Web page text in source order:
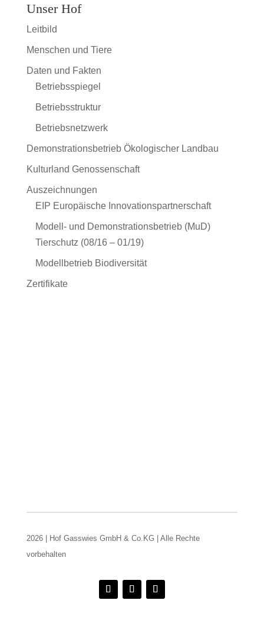
Unser Hof
Leitbild
Menschen und Tiere
Daten und Fakten
Betriebsspiegel
Betriebsstruktur
Betriebsnetzwerk
Demonstrationsbetrieb Ökologischer Landbau
Kulturland Genossenschaft
Auszeichnungen
EIP Europäische Innovationspartnerschaft
Modell- und Demonstrationsbetrieb (MuD)
Tierschutz (08/16 – 01/19)
Modellbetrieb Biodiversität
Zertifikate
2026 | Hof Gasswies GmbH & Co.KG | Alle Rechte
vorbehalten